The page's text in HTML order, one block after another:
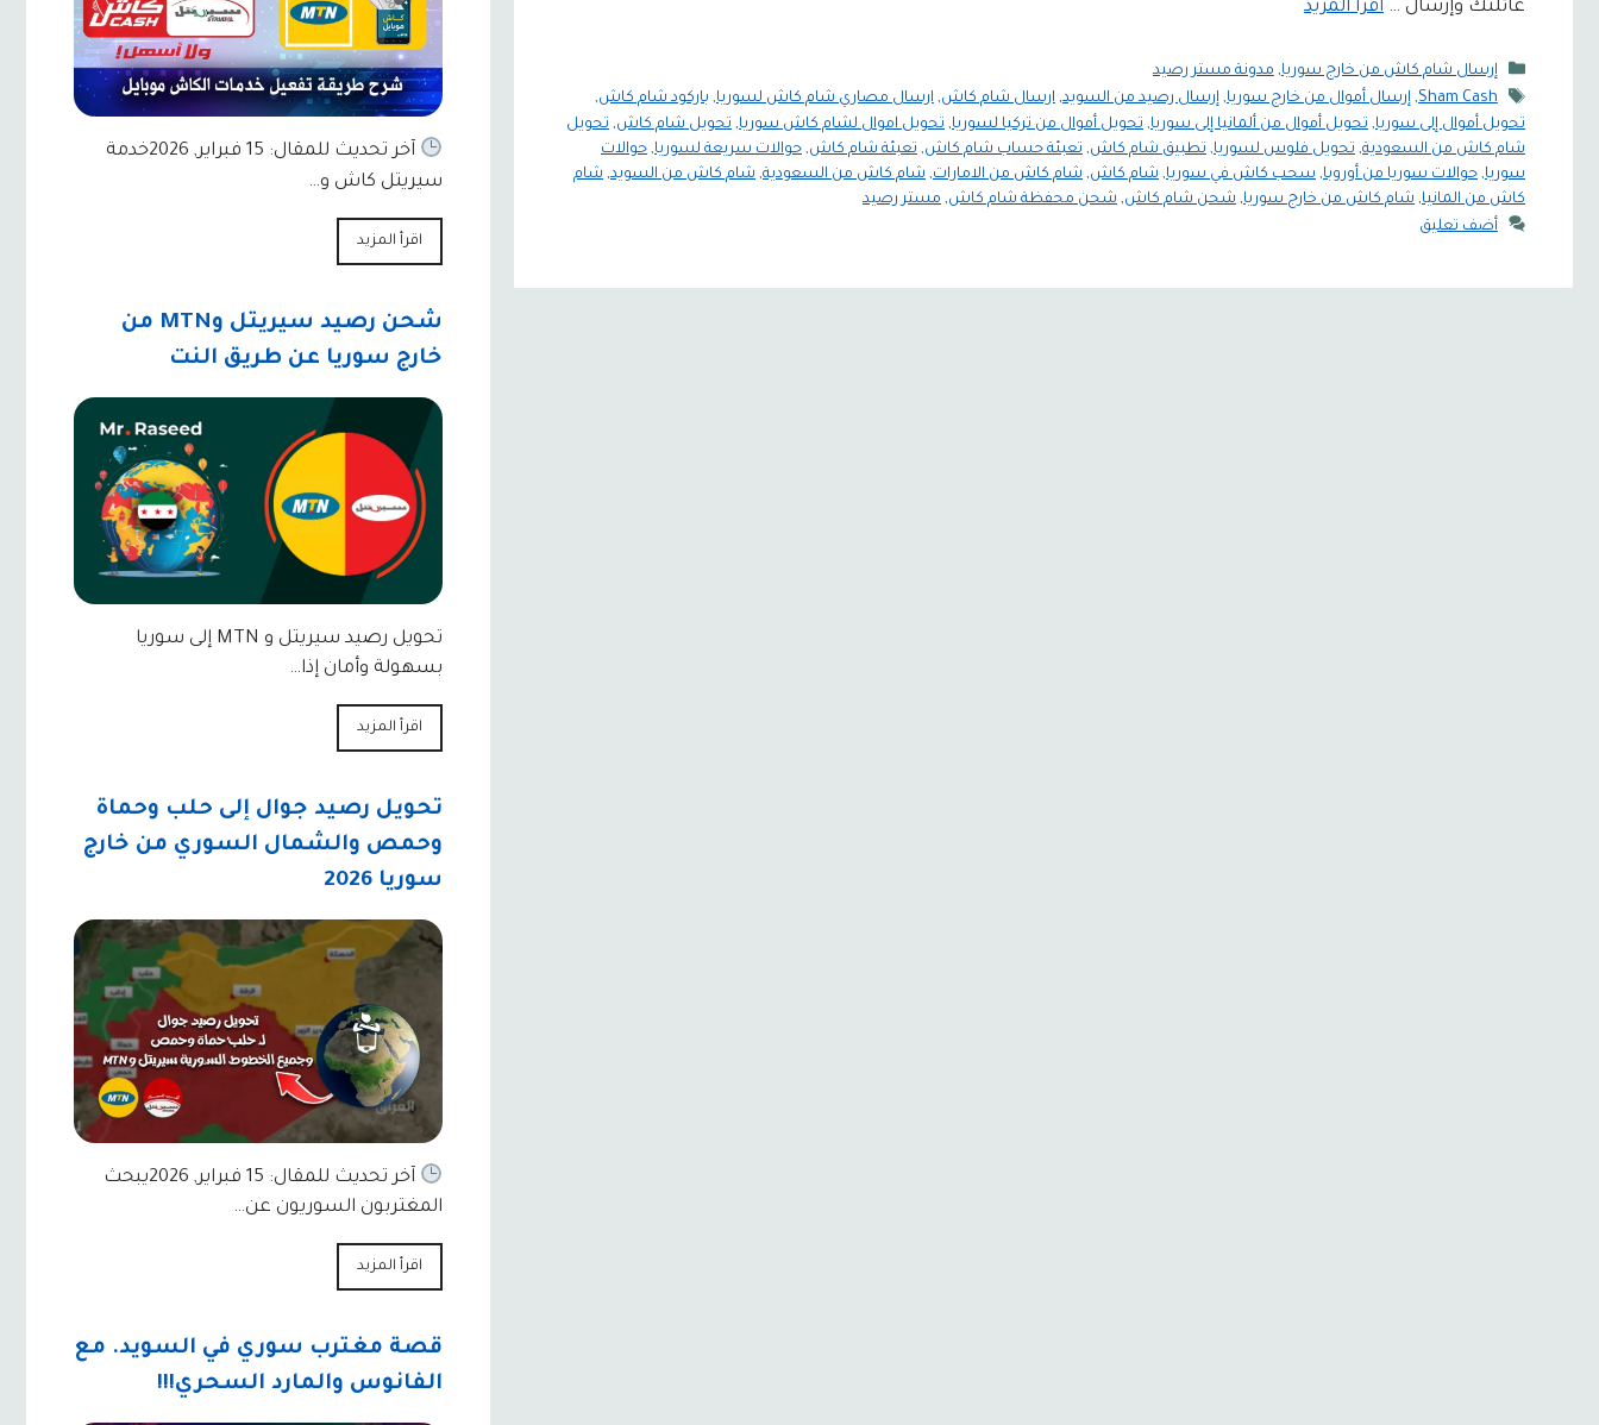
عائلتك وإرسال … اقرأ المزيد
التصنيفات
إرسال شام كاش من خارج سوريا,مدونة مستر رصيد
الوسوم
Sham Cash
,إرسال أموال من خارج سوريا,إرسال رصيد من السويد,ارسال شام كاش,ارسال مصاري شام كاش لسوريا, باركود شام كاش,
تحويل أموال إلى سوريا, تحويل أموال من ألمانيا إلى سوريا, تحويل أموال من تركيا لسوريا, تحويل اموال لشام كاش سوريا, تحويل شام كاش, تحويل
شام كاش من السعودية, تحويل فلوس لسوريا, تطبيق شام كاش, تعبئة حساب شام كاش, تعبئة شام كاش, حوالات سريعة لسوريا, حوالات
سوريا, حوالات سوريا من أوروبا, سحب كاش في سوريا, شام كاش, شام كاش من الامارات, شام كاش من السعودية, شام كاش من السويد, شام
كاش من المانيا, شام كاش من خارج سوريا, شحن شام كاش, شحن محفظة شام كاش, مستر رصيد
أضف تعليق
آخر تحديث للمقال: 15 فبراير, 2026خدمة
سيريتل كاش و…
اقرأ المزيد
شحن رصيد سيريتل وMTN من
خارج سوريا عن طريق النت
تحويل رصيد سيريتل و MTN إلى سوريا
بسهولة وأمان إذا…
اقرأ المزيد
تحويل رصيد جوال إلى حلب وحماة
وحمص والشمال السوري من خارج
سوريا 2026
آخر تحديث للمقال: 15 فبراير, 2026يبحث
المغتربون السوريون عن…
اقرأ المزيد
قصة مغترب سوري في السويد. مع
الفانوس والمارد السحري!!!